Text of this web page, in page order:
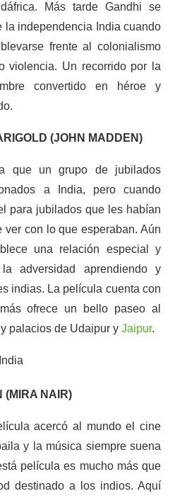
Más tarde Gandhi se
la independencia India cuando
frente al colonialismo
violencia. Un recorrido por la
convertido en héroe y
(JOHN MADDEN)
que un grupo de jubilados
a India, pero cuando
para jubilados que les habían
ver con lo que esperaban. Aún
una relación especial y
adversidad aprendiendo y
indias. La película cuenta con
ofrece un bello paseo al
palacios de Udaipur y Jaipur.
(MIRA NAIR)
acercó al mundo el cine
y la música siempre suena
película es mucho más que
destinado a los indios. Aquí